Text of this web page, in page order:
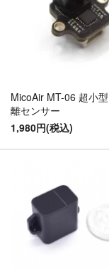
MicoAir MT-06 超小
離センサー
1,980円(税込)